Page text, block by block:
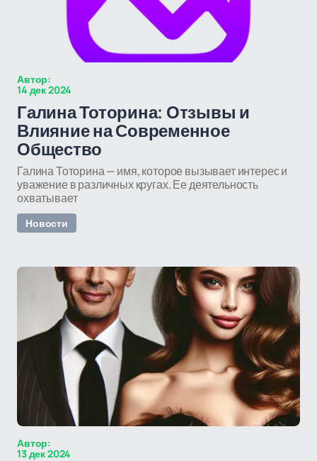
Автор:
14 дек 2024
Галина Тоторина: Отзывы и
Влияние на Современное
Общество
Галина Тоторина — имя, которое вызывает интерес и
уважение в различных кругах. Ее деятельность
охватывает
Новости
Автор:
13 дек 2024